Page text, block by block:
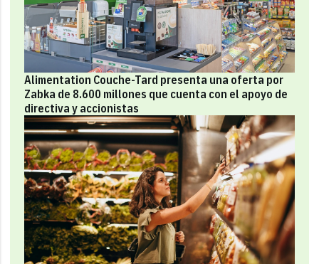
Alimentation Couche-Tard presenta una oferta por
Zabka de 8.600 millones que cuenta con el apoyo de
directiva y accionistas